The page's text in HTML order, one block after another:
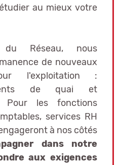
au mieux votre
du Réseau, nous
de nouveaux
l'exploitation :
de quai et
Pour les fonctions
services RH
à nos côtés
dans notre
aux exigences